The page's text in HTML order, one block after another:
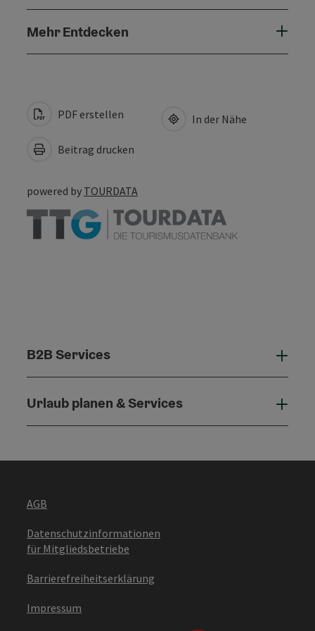
Mehr Entdecken
PDF erstellen
Beitrag drucken
In der Nähe
powered by TOURDATA
B2B Services
Urlaub planen & Services
AGB
Datenschutzinformationen
für Mitgliedsbetriebe
Barrierefreiheitserklärung
Impressum